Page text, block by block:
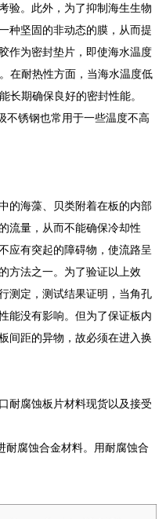
验。此外，为了抑制海生生物
种坚固的非动态的膜，从而提
作为密封垫片，即使海水温度
在耐热性方面，当海水温度低
期确保良好的密封性能。
不锈钢也常用于一些温度不高
的海藻、贝类附着在板的内部
流量，从而不能确保冷却性
应有突起的障碍物，使流路呈
方法之一。为了验证以上效
测定，测试结果证明，当角孔
能没有影响。但为了保证板内
间距的异物，故必须在进入换
耐腐蚀板片材料现货以及接受
耐腐蚀合金材料。用耐腐蚀合